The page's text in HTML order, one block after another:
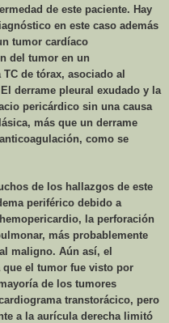
de este paciente. Hay
en este caso además
tumor cardíaco
del tumor en un
de tórax, asociado al
derrame pleural exudado y la
pericárdico sin una causa
más que un derrame
como se
de los hallazgos de este
periférico debido a
la perforación
más probablemente
maligno. Aún así, el
el tumor fue visto por
de los tumores
transtorácico, pero
a la aurícula derecha limitó